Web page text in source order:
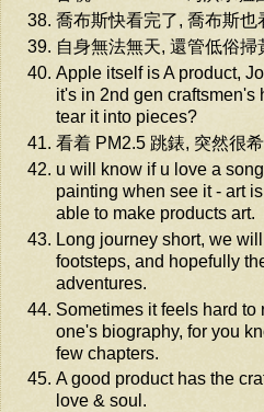
喬布斯快看完了, 喬布斯也
自身無法無天, 還管低俗掃
Apple itself is A product,
it's in 2nd gen craftsmen's
tear it into pieces?
看着 PM2.5 跳錶, 突然很
u will know if u love a
painting when see it - art
able to make products art.
Long journey short, we
footsteps, and hopefully
adventures.
Sometimes it feels hard to
one's biography, for you
few chapters.
A good product has the
love & soul.